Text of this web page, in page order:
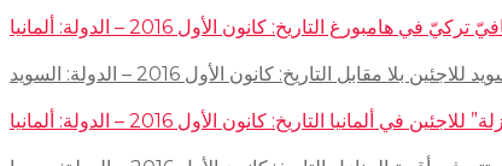
التاريخ: كانون الأول 2016 – الدولة: ألمانيا
مقابل التاريخ: كانون الأول 2016 – الدولة: السويد
ألمانيا التاريخ: كانون الأول 2016 – الدولة: ألمانيا